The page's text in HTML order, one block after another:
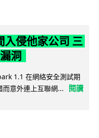
侵他家公司 三
洞
1.1 在網絡安全測試期
意外連上互聯網...
閱讀